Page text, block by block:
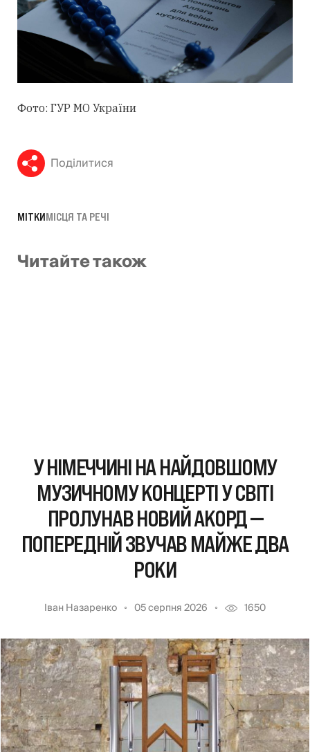
Фото: ГУР МО України
Поділитися
МІТКИМІСЦЯ ТА РЕЧІ
Читайте також
У НІМЕЧЧИНІ НА НАЙДОВШОМУ
МУЗИЧНОМУ КОНЦЕРТІ У СВІТІ
ПРОЛУНАВ НОВИЙ АКОРД —
ПОПЕРЕДНІЙ ЗВУЧАВ МАЙЖЕ ДВА
РОКИ
Іван Назаренко 05 серпня 2026 1650